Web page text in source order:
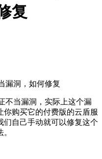
复
不当漏洞，实际上这个漏
购买它的付费版的云盾服
们自己手动就可以修复这个